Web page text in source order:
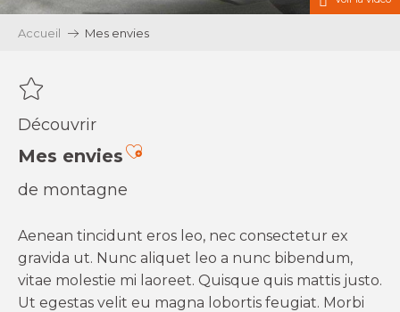
Accueil Mes envies
Découvrir
Mes enviesAjouter aux favoris
de montagne
Aenean tincidunt eros leo, nec consectetur ex
gravida ut. Nunc aliquet leo a nunc bibendum,
vitae molestie mi laoreet. Quisque quis mattis justo.
Ut egestas velit eu magna lobortis feugiat. Morbi